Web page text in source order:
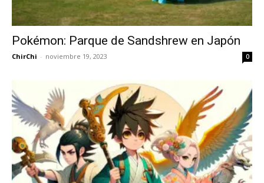
Pokémon: Parque de Sandshrew en Japón
ChirChi - noviembre 19, 2023 0